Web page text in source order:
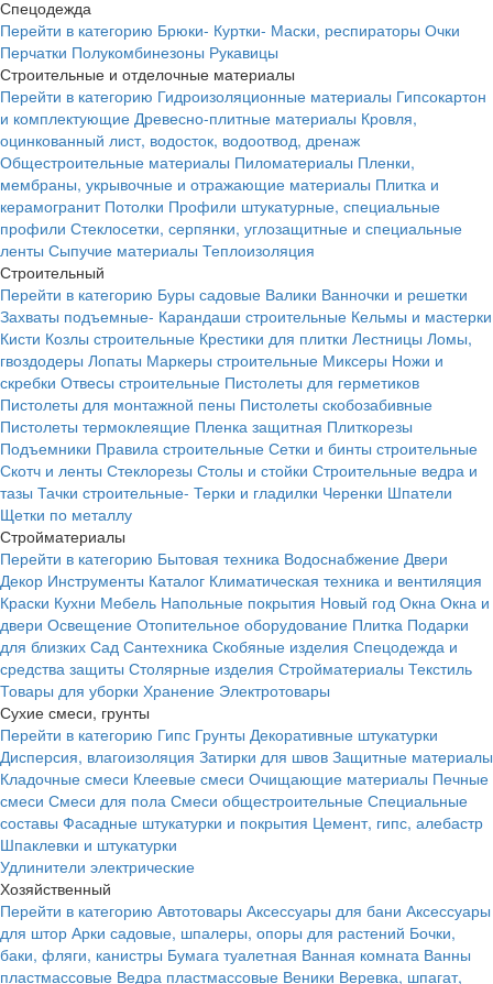
Спецодежда
Перейти в категорию Брюки- Куртки- Маски, респираторы Очки
Перчатки Полукомбинезоны Рукавицы
Строительные и отделочные материалы
Перейти в категорию Гидроизоляционные материалы Гипсокартон
и комплектующие Древесно-плитные материалы Кровля,
оцинкованный лист, водосток, водоотвод, дренаж
Общестроительные материалы Пиломатериалы Пленки,
мембраны, укрывочные и отражающие материалы Плитка и
керамогранит Потолки Профили штукатурные, специальные
профили Стеклосетки, серпянки, углозащитные и специальные
ленты Сыпучие материалы Теплоизоляция
Строительный
Перейти в категорию Буры садовые Валики Ванночки и решетки
Захваты подъемные- Карандаши строительные Кельмы и мастерки
Кисти Козлы строительные Крестики для плитки Лестницы Ломы,
гвоздодеры Лопаты Маркеры строительные Миксеры Ножи и
скребки Отвесы строительные Пистолеты для герметиков
Пистолеты для монтажной пены Пистолеты скобозабивные
Пистолеты термоклеящие Пленка защитная Плиткорезы
Подъемники Правила строительные Сетки и бинты строительные
Скотч и ленты Стеклорезы Столы и стойки Строительные ведра и
тазы Тачки строительные- Терки и гладилки Черенки Шпатели
Щетки по металлу
Стройматериалы
Перейти в категорию Бытовая техника Водоснабжение Двери
Декор Инструменты Каталог Климатическая техника и вентиляция
Краски Кухни Мебель Напольные покрытия Новый год Окна Окна и
двери Освещение Отопительное оборудование Плитка Подарки
для близких Сад Сантехника Скобяные изделия Спецодежда и
средства защиты Столярные изделия Стройматериалы Текстиль
Товары для уборки Хранение Электротовары
Сухие смеси, грунты
Перейти в категорию Гипс Грунты Декоративные штукатурки
Дисперсия, влагоизоляция Затирки для швов Защитные материалы
Кладочные смеси Клеевые смеси Очищающие материалы Печные
смеси Смеси для пола Смеси общестроительные Специальные
составы Фасадные штукатурки и покрытия Цемент, гипс, алебастр
Шпаклевки и штукатурки
Удлинители электрические
Хозяйственный
Перейти в категорию Автотовары Аксессуары для бани Аксессуары
для штор Арки садовые, шпалеры, опоры для растений Бочки,
баки, фляги, канистры Бумага туалетная Ванная комната Ванны
пластмассовые Ведра пластмассовые Веники Веревка, шпагат,